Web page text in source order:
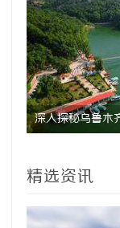
深入探秘乌鲁木
精选资讯